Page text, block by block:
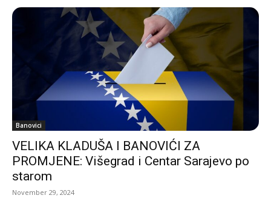
Banovici
VELIKA KLADUŠA I BANOVIĆI ZA
PROMJENE: Višegrad i Centar Sarajevo po
starom
November 29, 2024